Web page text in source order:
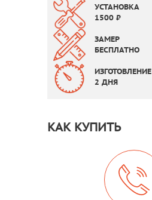
УСТАНОВКА
1500 ₽
ЗАМЕР
БЕСПЛАТНО
ИЗГОТОВЛЕНИЕ
2 ДНЯ
КАК КУПИТЬ